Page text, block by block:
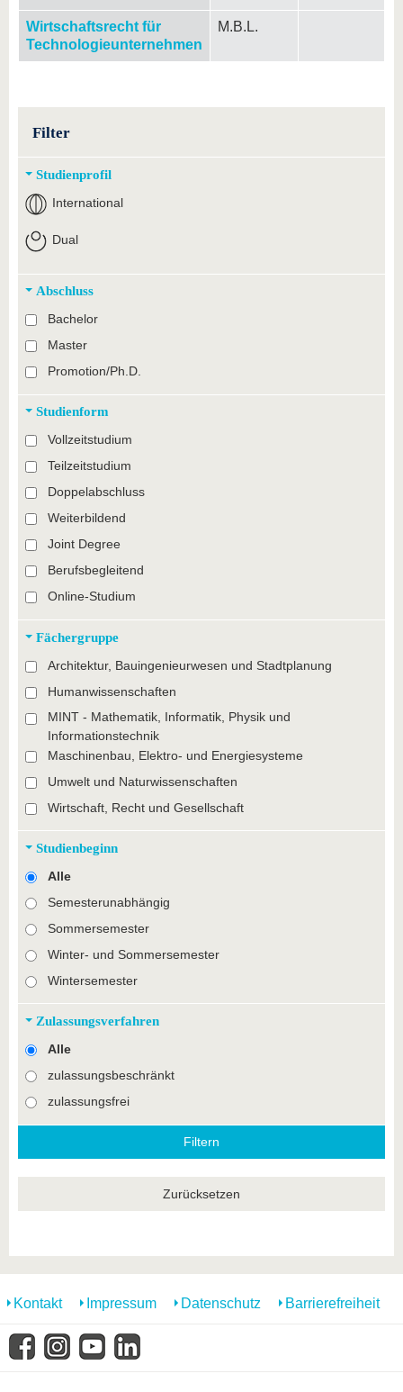
Wirtschaftsrecht für
Technologieunternehmen
M.B.L.
Filter
Studienprofil
International
Dual
Abschluss
Bachelor
Master
Promotion/Ph.D.
Studienform
Vollzeitstudium
Teilzeitstudium
Doppelabschluss
Weiterbildend
Joint Degree
Berufsbegleitend
Online-Studium
Fächergruppe
Architektur, Bauingenieurwesen und Stadtplanung
Humanwissenschaften
MINT - Mathematik, Informatik, Physik und
Informationstechnik
Maschinenbau, Elektro- und Energiesysteme
Umwelt und Naturwissenschaften
Wirtschaft, Recht und Gesellschaft
Studienbeginn
Alle
Semesterunabhängig
Sommersemester
Winter- und Sommersemester
Wintersemester
Zulassungsverfahren
Alle
zulassungsbeschränkt
zulassungsfrei
Zurücksetzen
Kontakt Impressum Datenschutz Barrierefreiheit